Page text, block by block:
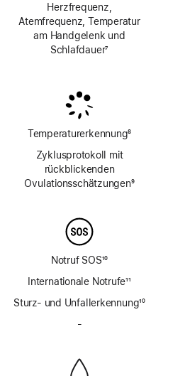
Herzfrequenz,
Atemfrequenz, Temperatur
am Handgelenk und
Schlafdauer7
Temperaturerkennung8
Zyklusprotokoll mit
rückblickenden
Ovulations­schätzungen9
Notruf SOS10
Internationale Notrufe11
Sturz- und Unfallerkennung10
-